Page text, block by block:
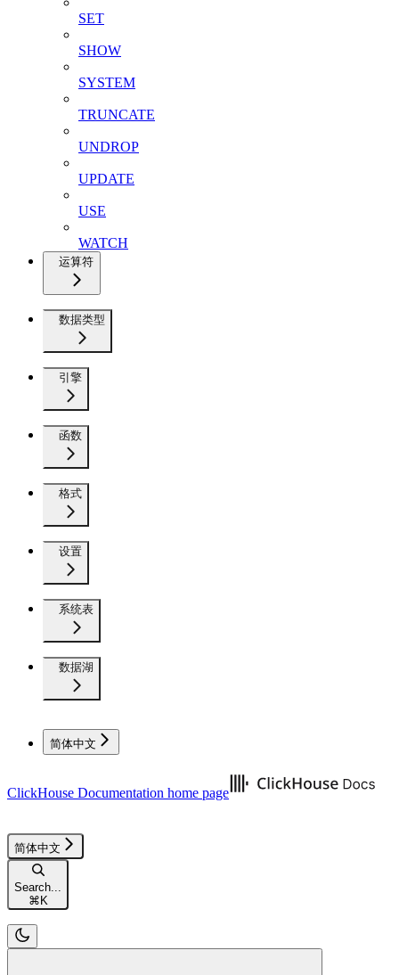
SET
SHOW
SYSTEM
TRUNCATE
UNDROP
UPDATE
USE
WATCH
运算符
数据类型
引擎
函数
格式
设置
系统表
数据湖
简体中文
ClickHouse Documentation home page
简体中文
Search...
⌘K